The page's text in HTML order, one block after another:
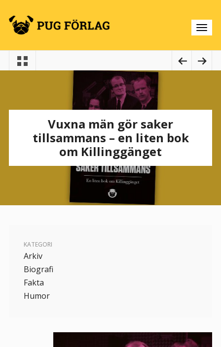
Vuxna män gör saker
tillsammans – en liten bok
om Killinggänget
KATEGORI
Arkiv
Biografi
Fakta
Humor